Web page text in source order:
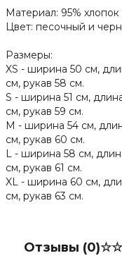
Материал: 95% хлопок
Цвет: песочный и
Размеры:
XS - ширина 50 см,
см, рукав 58 см.
S - ширина 51 см,
см, рукав 59 см.
M - ширина 54 см,
см, рукав 60 см.
L - ширина 58 см,
см, рукав 61 см.
XL - ширина 60 см,
см, рукав 63 см.
Отзывы (0)